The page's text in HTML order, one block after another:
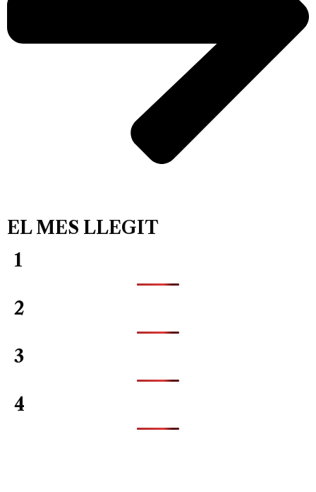
EL MES LLEGIT
1
2
3
4